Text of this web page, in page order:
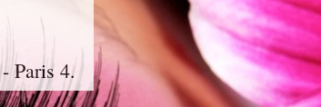
Paris 4.